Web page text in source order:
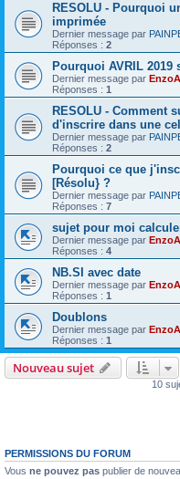
RESOLU - Pourquoi
imprimée
Dernier message par
Réponses : 2
Pourquoi AVRIL 2019
Dernier message par
Réponses : 1
RESOLU - Comment
d'inscrire dans une
Dernier message par
Réponses : 2
Pourquoi ce que
[Résolu} ?
Dernier message par
Réponses : 7
sujet pour moi
Dernier message par
Réponses : 4
NB.SI avec date
Dernier message par
Réponses : 1
Doublons
Dernier message par
Réponses : 1
Nouveau sujet
10
PERMISSIONS DU FORUM
Vous ne pouvez pas publier de